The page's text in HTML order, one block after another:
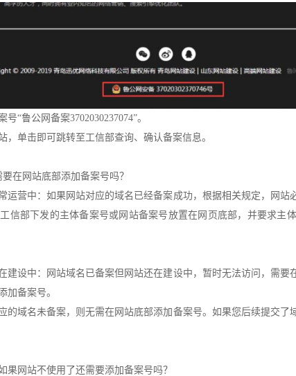
“鲁公网备案3702030237074”。
，单击即可跳转至工信部查询、确认备案信息。
在网站底部添加备案号吗？
运营中：如果网站对应的域名已经备案成功，根据相关规定，网站
信部下发的主体备案号或网站备案号放置在网页底部，并要求主
建设中：
网站域名已备案但网站还在建设中，暂时无法访问，需要
加备案号。
的域名未备案，则无需在网站底部添加备案号。如果您后续提交了
果网站不使用了还需要添加备案号吗？